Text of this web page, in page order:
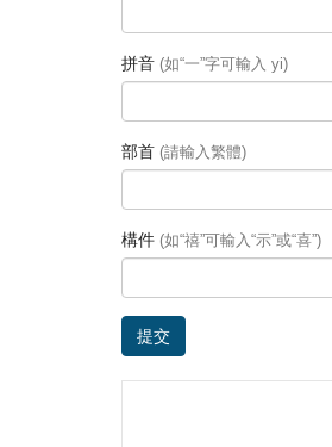
拼音 (如“一”字可輸入 yi)
部首 (請輸入繁體)
構件 (如“禧”可輸入“示”或“喜”)
提交